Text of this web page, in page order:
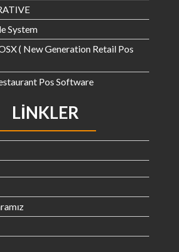
System
( New Generation Retail Pos
Pos Software
LINKLER